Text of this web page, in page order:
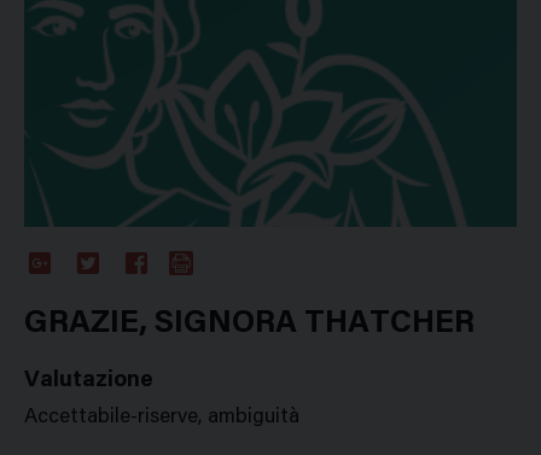
Plus
GRAZIE, SIGNORA THATCHER
Valutazione
Accettabile-riserve, ambiguità